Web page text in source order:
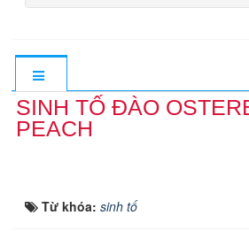
SINH TỐ ĐÀO
PEACH
Từ khóa: sinh tố